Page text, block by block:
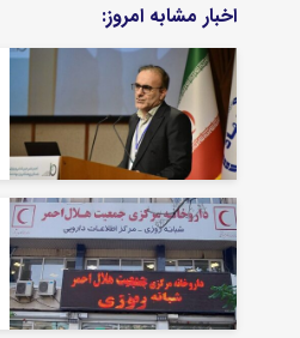
اخبار مشابه امروز: